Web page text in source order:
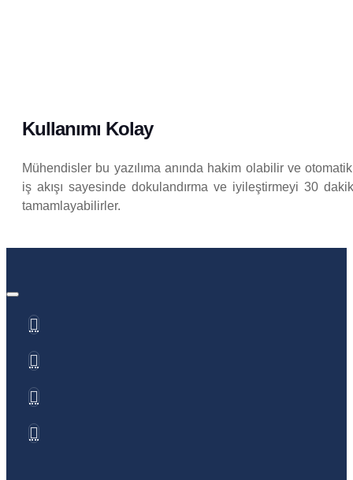
Kullanımı Kolay
Mühendisler bu yazılıma anında hakim olabilir ve otomatik
iş akışı sayesinde dokulandırma ve iyileştirmeyi 30
tamamlayabilirler.